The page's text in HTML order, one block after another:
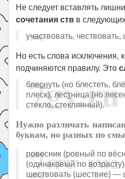
Не следует вставлять
сочетания ств в
участвовать,
Но есть слова исключения,
подчиняются правилу. Это
блеснуть (но блестеть,
плеск), лестница (но
стекло, стеклянный).
Нужно различать
буквам, но разных по
ровесник (ровный по
(одинаковый по
шествовать (шествие) —